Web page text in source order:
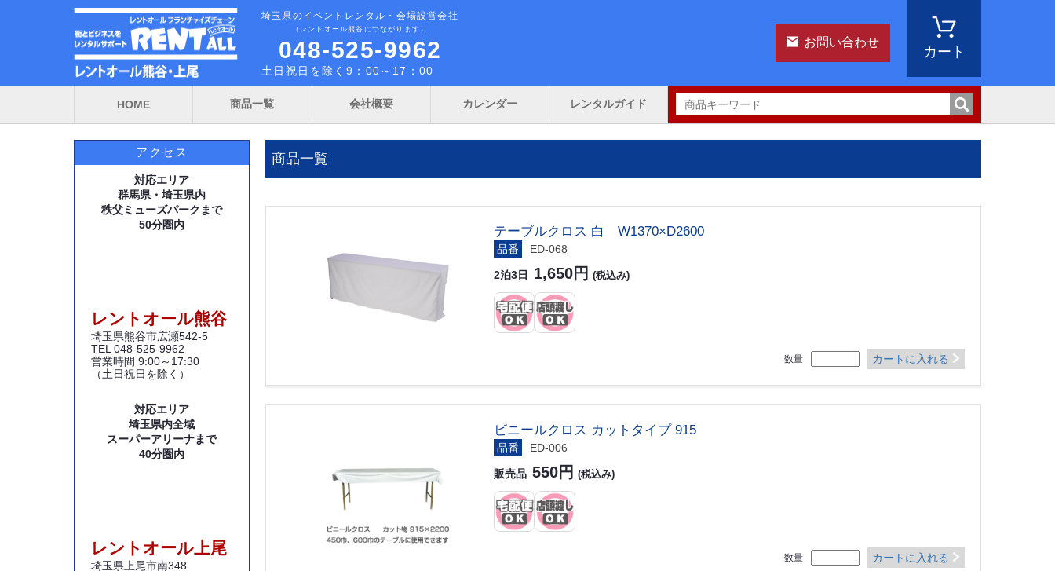
埼玉県のイベントレンタル・会場設営会社
（レントオール熊谷につながります）
048-525-9962
土日祝日を除く9：00～17：00
お問い合わせ
カート
HOME 商品一覧 会社概要 カレンダー レンタルガイド
アクセス
対応エリア
群馬県・埼玉県内
秩父ミューズパークまで
50分圏内
レントオール熊谷
埼玉県熊谷市広瀬542-5
TEL 048-525-9962
営業時間 9:00～17:30
（土日祝日を除く）
対応エリア
埼玉県内全域
スーパーアリーナまで
40分圏内
レントオール上尾
埼玉県上尾市南348
商品一覧
テーブルクロス 白 W1370×D2600
品番 ED-068
2泊3日 1,650円 (税込み)
数量 カートに入れる
ビニールクロス カットタイプ 915
品番 ED-006
販売品 550円 (税込み)
数量 カートに入れる